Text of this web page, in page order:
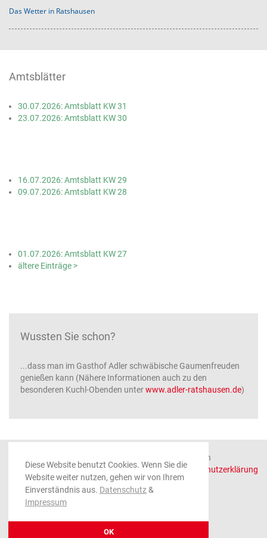
Diese Website benutzt Cookies. Wenn Sie die
Website weiter nutzen, gehen wir von Ihrem
Einverständnis aus. Datenschutz&
Impressum
OK
Das Wetter in Ratshausen
Amtsblätter
30.07.2026: Amtsblatt KW 31
23.07.2026: Amtsblatt KW 30
16.07.2026: Amtsblatt KW 29
09.07.2026: Amtsblatt KW 28
01.07.2026: Amtsblatt KW 27
ältere Einträge >
Wussten Sie schon?
...dass man im Gasthof Adler schwäbische Gaumenfreuden
genießen kann (Nähere Informationen auch zu den
besonderen Kuchl-Obenden unterwww.adler-ratshausen.de)
© 2026 Gemeinde Ratshausen, alle Rechte vorbehalten
Impressum| Datenschutzerklärung